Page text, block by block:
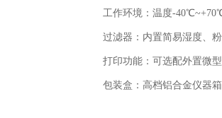
工作环境：温度-40℃~+70
过滤器：内置简易湿度、
打印功能：可选配外置微
包装盒：高档铝合金仪器箱